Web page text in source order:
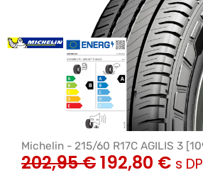
Michelin - 215/60 R17C AGILIS 3
202,95€192,80 € s